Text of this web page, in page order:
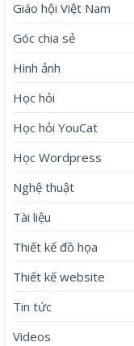
Phát hiện vợ giấu
nhưng sững sờ khi
Victoria Beckham
thuyền 500 tỷ cùng
Lưu trữ
Tháng 8 2026
Tháng 7 2026
Tháng 6 2026
Tháng 5 2026
Tháng 4 2026
Tháng 3 2026
Tháng 4 2019